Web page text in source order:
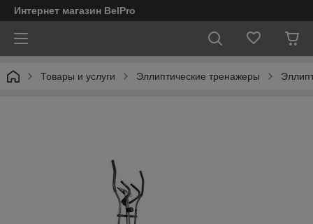
Интернет магазин BelPro
Товары и услуги Эллиптические тренажеры